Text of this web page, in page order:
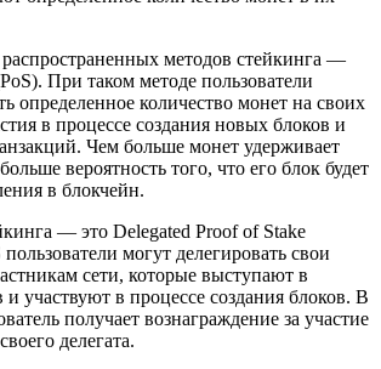
методов стейкинга —
При таком методе пользователи
определенное количество монет на своих
в процессе создания новых блоков и
Чем больше монет удерживает
вероятность того, что его блок будет
в блокчейн.
— это Delegated Proof of Stake
могут делегировать свои
сети, которые выступают в
и участвуют в процессе создания блоков. В
получает вознаграждение за участие
делегата.